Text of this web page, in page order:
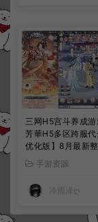
三网H5宫斗养成
芳華H5多区跨服代
优化版】8月最新
手工服务端+CDK
+全资源安卓+详细
+视频教程
手游资源
冷雨泽ღ